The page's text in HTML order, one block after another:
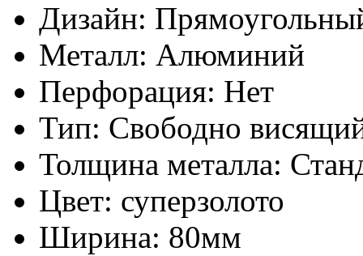
Дизайн:
Металл: Алюминий
Перфорация: Нет
Тип: Свободно
Толщина металла:
Цвет: суперзолото
Ширина: 80мм